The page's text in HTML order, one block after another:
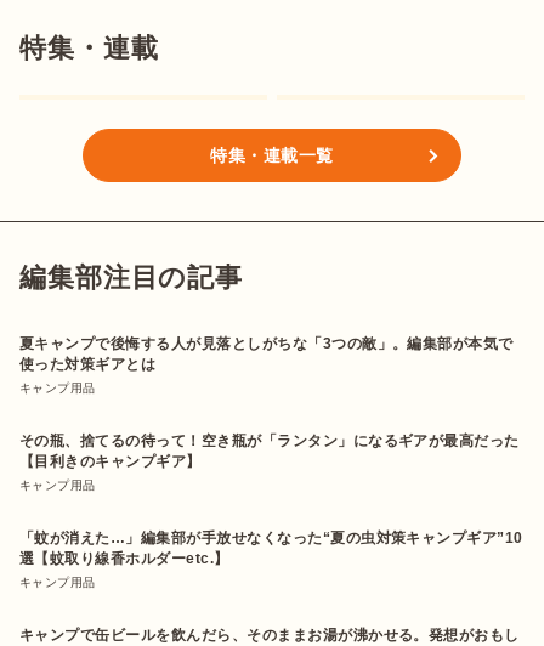
特集・連載
特集・連載一覧
編集部注目の記事
夏キャンプで後悔する人が見落としがちな「3つの敵」。編集部が本気で
使った対策ギアとは
キャンプ用品
その瓶、捨てるの待って！空き瓶が「ランタン」になるギアが最高だった
【目利きのキャンプギア】
キャンプ用品
「蚊が消えた…」編集部が手放せなくなった“夏の虫対策キャンプギア”10
選【蚊取り線香ホルダーetc.】
キャンプ用品
キャンプで缶ビールを飲んだら、そのままお湯が沸かせる。発想がおもし